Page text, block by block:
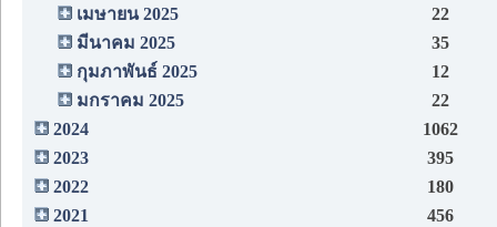
เมษายน 2025
22
มีนาคม 2025
35
กุมภาพันธ์ 2025
12
มกราคม 2025
22
2024
1062
2023
395
2022
180
2021
456